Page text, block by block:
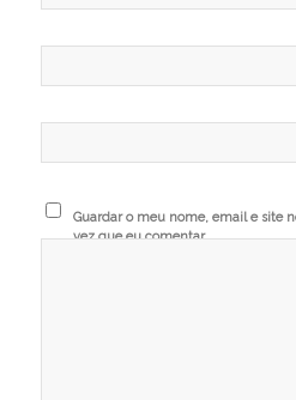
Guardar o meu nome, email e site
vez que eu comentar.